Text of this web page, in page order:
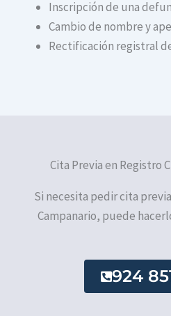
Inscripción de una
Cambio de nombre y
Rectificación registral
Cita Previa en Registro
Si necesita pedir cita
Campanario, puede
924